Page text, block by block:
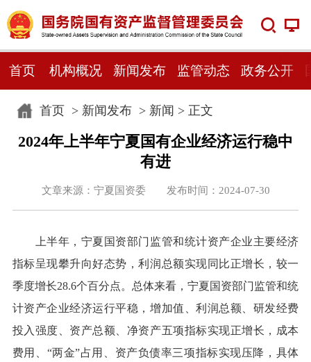
首页 机构概况 新闻发布 监管动态 政务公开
首页> 新闻发布> 新闻 > 正文
2024年上半年宁夏国有企业经济运行稳中
有进
文章来源：宁夏国资委 发布时间：2024-07-30
上半年，宁夏国资部门监管和统计资产企业主要经济
指标呈现攀升向好态势，利润总额实现同比正增长，较一
季度增长28.6个百分点。总体来看，宁夏国资部门监管和统
计资产企业经济运行平稳，增加值、利润总额、研发经费
投入强度、资产总额、净资产五项指标实现正增长，成本
费用、“两金”占用、资产负债率三项指标实现压降，具体